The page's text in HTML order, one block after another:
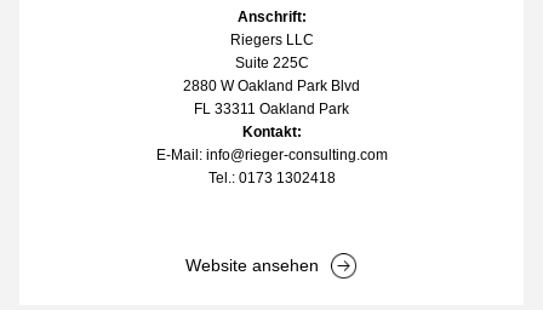
Anschrift:
Riegers LLC
Suite 225C
2880 W Oakland Park Blvd
FL 33311 Oakland Park
Kontakt:
E-Mail: info@rieger-consulting.com
​Tel.: 0173 1302418
Website ansehen